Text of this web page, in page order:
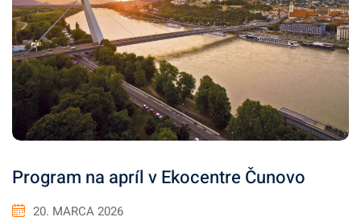
Program na apríl v Ekocentre Čunovo
20. MARCA 2026